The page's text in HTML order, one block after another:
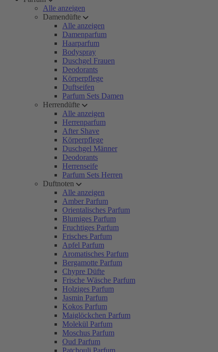
Alle anzeigen
Damendüfte
Alle anzeigen
Damenparfum
Haarparfum
Bodyspray
Duschgel Frauen
Deodorants
Körperpflege
Duftseifen
Parfum Sets Damen
Herrendüfte
Alle anzeigen
Herrenparfum
After Shave
Körperpflege
Duschgel Männer
Deodorants
Herrenseife
Parfum Sets Herren
Duftnoten
Alle anzeigen
Amber Parfum
Orientalisches Parfum
Blumiges Parfum
Fruchtiges Parfum
Frisches Parfum
Apfel Parfum
Aromatisches Parfum
Bergamotte Parfum
Chypre Düfte
Frische Wäsche Parfum
Holziges Parfum
Jasmin Parfum
Kokos Parfum
Maiglöckchen Parfum
Molekül Parfum
Moschus Parfum
Oud Parfum
Patchouli Parfum